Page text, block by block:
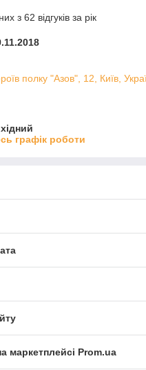
з 62 відгуків за рік
полку "Азов", 12, Київ,
графік роботи
маркетплейсі Prom.ua